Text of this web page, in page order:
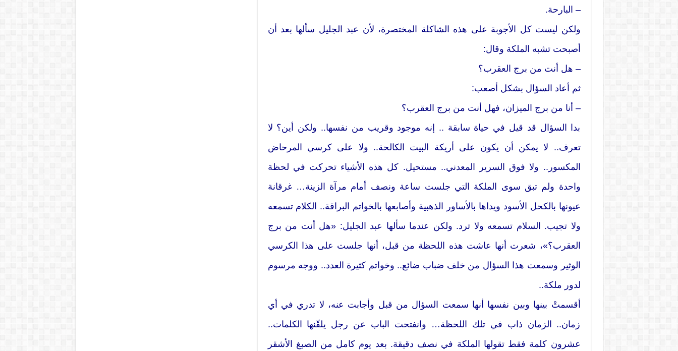
– البارحة.
ولكن ليست كل الأجوبة على هذه الشاكلة المختصرة، لأن عبد الجليل سألها بعد أن
أصبحت تشبه الملكة وقال:
– هل أنت من برج العقرب؟
ثم أعاد السؤال بشكل أصعب:
– أنا من برج الميزان، فهل أنت من برج العقرب؟
بدا السؤال قد قيل في حياة سابقة .. إنه موجود وقريب من نفسها.. ولكن أين؟ لا
تعرف.. لا يمكن أن يكون على أريكة البيت الكالحة.. ولا على كرسي المرحاض
المكسور.. ولا فوق السرير المعدني.. مستحيل. كل هذه الأشياء تحركت في لحظة
واحدة ولم تبق سوى الملكة التي جلست ساعة ونصف أمام مرآة الزينة… غرقانة
عيونها بالكحل الأسود ويداها بالأساور الذهبية وأصابعها بالخواتم البراقة.. الكلام تسمعه
ولا تجيب. السلام تسمعه ولا ترد. ولكن عندما سألها عبد الجليل: «هل أنت من برج
العقرب؟»، شعرت أنها عاشت هذه اللحظة من قبل، أنها جلست على هذا الكرسي
الوثير وسمعت هذا السؤال من خلف ضباب ضائع.. وخواتم كثيرة العدد.. ووجه مرسوم
لدور ملكة..
أقسمتْ بينها وبين نفسها أنها سمعت السؤال من قبل وأجابت عنه، لا تدري في أي
زمان.. الزمان ذاب في تلك اللحظة… وانفتحت الباب عن رجل يلقّنها الكلمات..
عشرون كلمة فقط تقولها الملكة في نصف دقيقة. بعد يوم كامل من الصبغ الأشقر